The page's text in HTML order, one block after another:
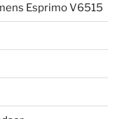
Esprimo V6515